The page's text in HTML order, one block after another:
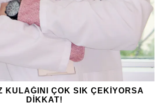
KULAĞINI ÇOK SIK ÇEKİYORSA
DİKKAT!